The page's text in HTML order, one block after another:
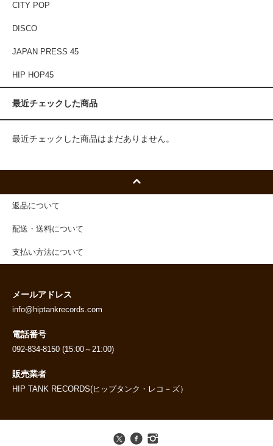
CITY POP
DISCO
JAPAN PRESS 45
HIP HOP45
最近チェックした商品
最近チェックした商品はまだありません。
返品について
配送・送料について
支払い方法について
メールアドレス
info@hiptankrecords.com
電話番号
092-834-8150 (15:00～21:00)
販売業者
HIP TANK RECORDS(ヒップタンク・レコ－ズ）